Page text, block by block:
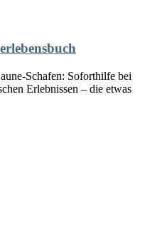
Schafen: Soforthilfe bei
Erlebnissen – die etwas